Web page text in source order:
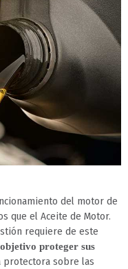
del motor de
que el Aceite de Motor.
requiere de este
objetivo proteger sus
protectora sobre las